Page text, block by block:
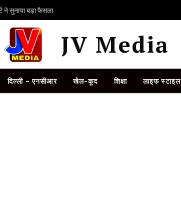
ने सुनाया बड़ा फैसला
JV Media
दिल्ली – एनसीआर खेल-कूद शिक्षा लाइफ स्टाइल